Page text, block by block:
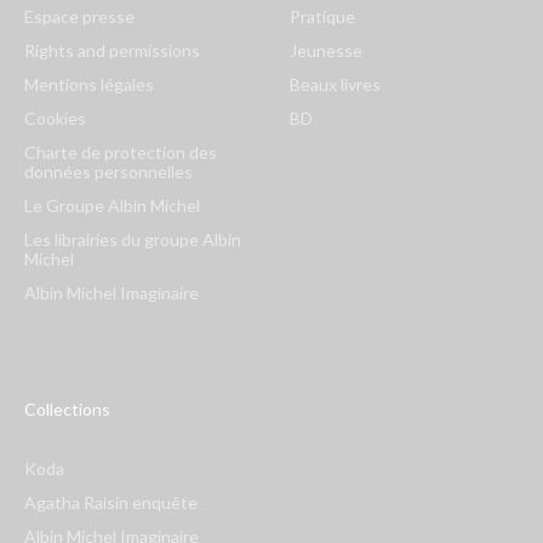
Espace presse
Rights and permissions
Mentions légales
Cookies
Charte de protection des
données personnelles
Le Groupe Albin Michel
Les librairies du groupe Albin
Michel
Albin Michel Imaginaire
Pratique
Jeunesse
Beaux livres
BD
Collections
Koda
Agatha Raisin enquête
Albin Michel Imaginaire